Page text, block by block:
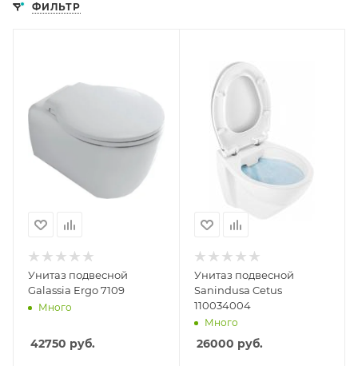
ФИЛЬТР
Унитаз подвесной
Galassia Ergo 7109
Много
42750 руб.
Унитаз подвесной
Sanindusa Cetus
110034004
Много
26000 руб.